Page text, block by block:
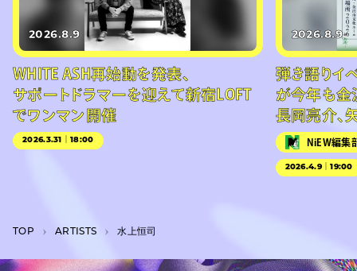
2026.8.9
WHITE ASH再始動を発表、
サポートドラマーを迎えて新宿LOFT
でワンマン開催
2026.3.31｜18:00
2026.8.9
弾き語りイ
が今年も金
長岡亮介、
NiEW編集
2026.4.9｜19:00
TOP A­R­T­I­S­T­S 水上恒司